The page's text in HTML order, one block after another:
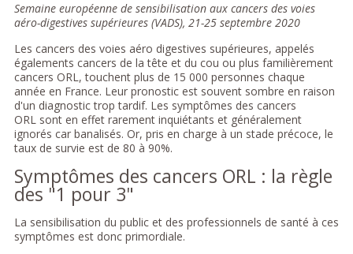
Semaine européenne de sensibilisation aux cancers des voies
aéro-digestives supérieures (VADS), 21-25 septembre 2020
Les cancers des voies aéro digestives supérieures, appelés
égalements cancers de la tête et du cou ou plus familièrement
cancers ORL, touchent plus de 15 000 personnes chaque
année en France. Leur pronostic est souvent sombre en raison
d'un diagnostic trop tardif. Les symptômes des cancers
ORL sont en effet rarement inquiétants et généralement
ignorés car banalisés. Or, pris en charge à un stade précoce, le
taux de survie est de 80 à 90%.
Symptômes des cancers ORL : la règle
des "1 pour 3"
La sensibilisation du public et des professionnels de santé à ces
symptômes est donc primordiale.